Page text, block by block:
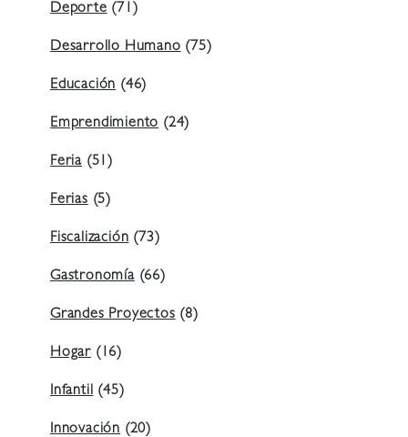
Deporte (71)
Desarrollo Humano (75)
Educación (46)
Emprendimiento (24)
Feria (51)
Ferias (5)
Fiscalización (73)
Gastronomía(66)
Grandes Proyectos (8)
Hogar (16)
Infantil (45)
Innovación (20)